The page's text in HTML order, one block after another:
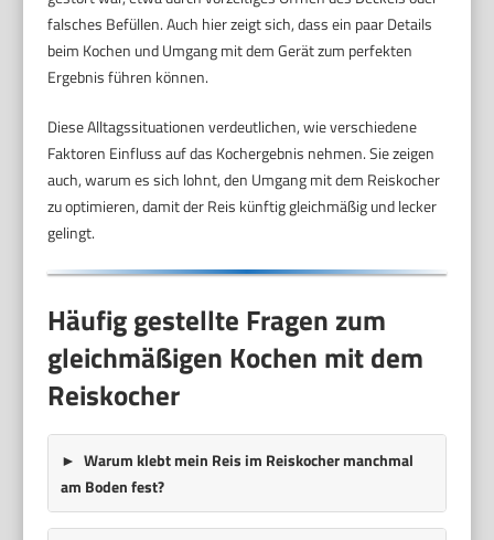
falsches Befüllen. Auch hier zeigt sich, dass ein paar Details
beim Kochen und Umgang mit dem Gerät zum perfekten
Ergebnis führen können.
Diese Alltagssituationen verdeutlichen, wie verschiedene
Faktoren Einfluss auf das Kochergebnis nehmen. Sie zeigen
auch, warum es sich lohnt, den Umgang mit dem Reiskocher
zu optimieren, damit der Reis künftig gleichmäßig und lecker
gelingt.
Häufig gestellte Fragen zum
gleichmäßigen Kochen mit dem
Reiskocher
Warum klebt mein Reis im Reiskocher manchmal
am Boden fest?